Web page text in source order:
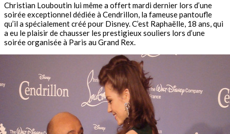
Christian Louboutin lui même a offert mardi dernier lors d’une
soirée exceptionnel dédiée à Cendrillon, la fameuse pantoufle
qu’il a spécialement créé pour Disney. C’est Raphaëlle, 18 ans, qui
a eu le plaisir de chausser les prestigieux souliers lors d’une
soirée organisée à Paris au Grand Rex.